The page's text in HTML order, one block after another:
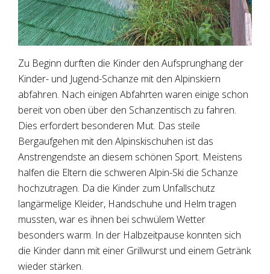
Zu Beginn durften die Kinder den Aufsprunghang der
Kinder- und Jugend-Schanze mit den Alpinskiern
abfahren. Nach einigen Abfahrten waren einige schon
bereit von oben über den Schanzentisch zu fahren.
Dies erfordert besonderen Mut. Das steile
Bergaufgehen mit den Alpinskischuhen ist das
Anstrengendste an diesem schönen Sport. Meistens
halfen die Eltern die schweren Alpin-Ski die Schanze
hochzutragen. Da die Kinder zum Unfallschutz
langärmelige Kleider, Handschuhe und Helm tragen
mussten, war es ihnen bei schwülem Wetter
besonders warm. In der Halbzeitpause konnten sich
die Kinder dann mit einer Grillwurst und einem Getränk
wieder stärken.